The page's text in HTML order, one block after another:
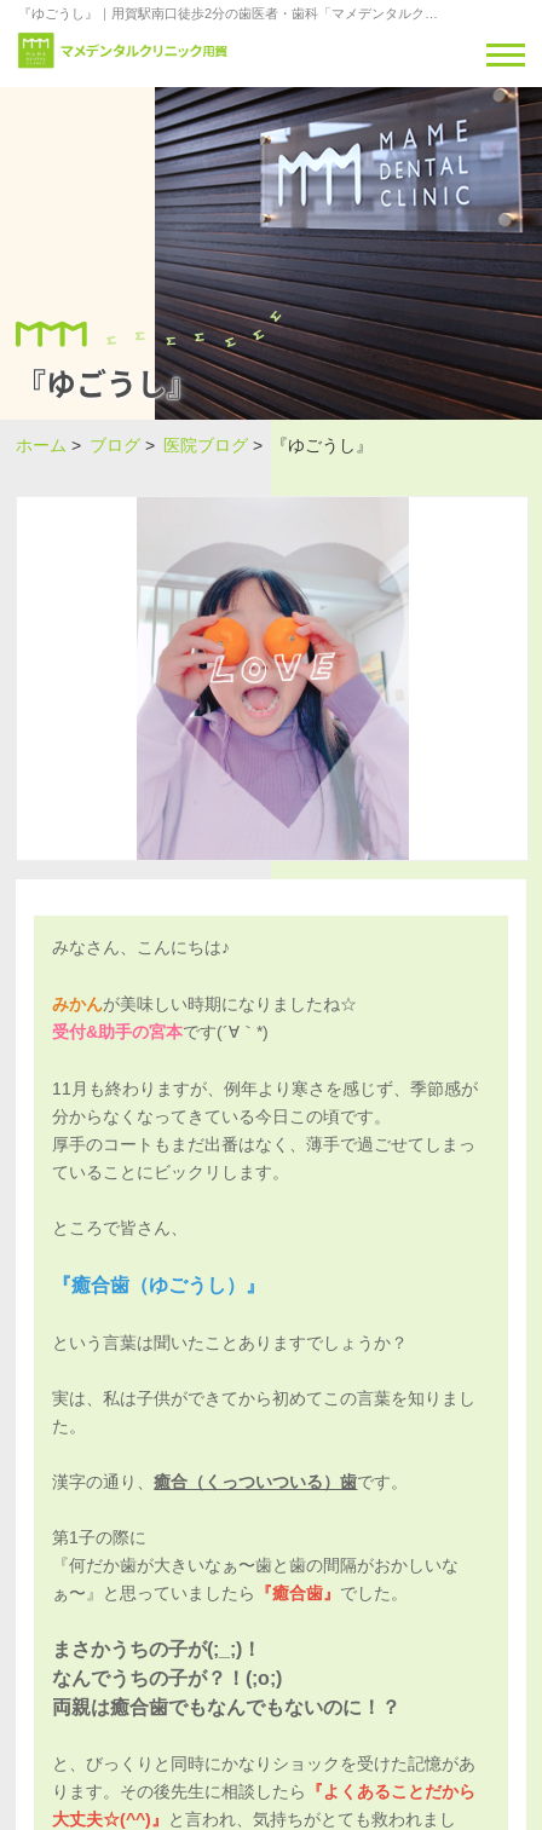
『ゆごうし』
ホーム > ブログ > 医院ブログ > 『ゆごうし』
みなさん、こんにちは♪
みかんが美味しい時期になりましたね☆
受付&助手の宮本です(´∀｀*)
11月も終わりますが、例年より寒さを感じず、季節感が
分からなくなってきている今日この頃です。
厚手のコートもまだ出番はなく、薄手で過ごせてしまっ
ていることにビックリします。
ところで皆さん、
『癒合歯（ゆごうし）』
という言葉は聞いたことありますでしょうか？
実は、私は子供ができてから初めてこの言葉を知りまし
た。
漢字の通り、癒合（くっついついる）歯です。
第1子の際に
『何だか歯が大きいなぁ〜歯と歯の間隔がおかしいな
ぁ〜』と思っていましたら
『癒合歯』 でした。
まさかうちの子が(;_;)！
なんでうちの子が？！(;o;)
両親は癒合歯でもなんでもないのに！？
と、びっくりと同時にかなりショックを受けた記憶があ
ります。その後先生に相談したら
『よくあることだから
大丈夫☆(^^)』 と言われ、気持ちがとても救われまし